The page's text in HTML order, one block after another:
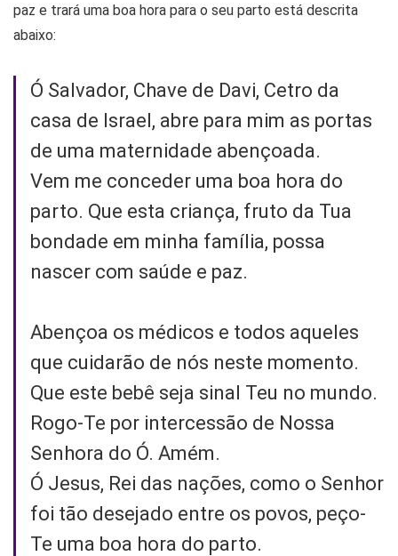
paz e trará uma boa hora para o seu parto está descrita
abaixo:
Ó Salvador, Chave de Davi, Cetro da
casa de Israel, abre para mim as portas
de uma maternidade abençoada.
Vem me conceder uma boa hora do
parto. Que esta criança, fruto da Tua
bondade em minha família, possa
nascer com saúde e paz.
Abençoa os médicos e todos aqueles
que cuidarão de nós neste momento.
Que este bebê seja sinal Teu no mundo.
Rogo-Te por intercessão de Nossa
Senhora do Ó. Amém.
Ó Jesus, Rei das nações, como o Senhor
foi tão desejado entre os povos, peço-
Te uma boa hora do parto.